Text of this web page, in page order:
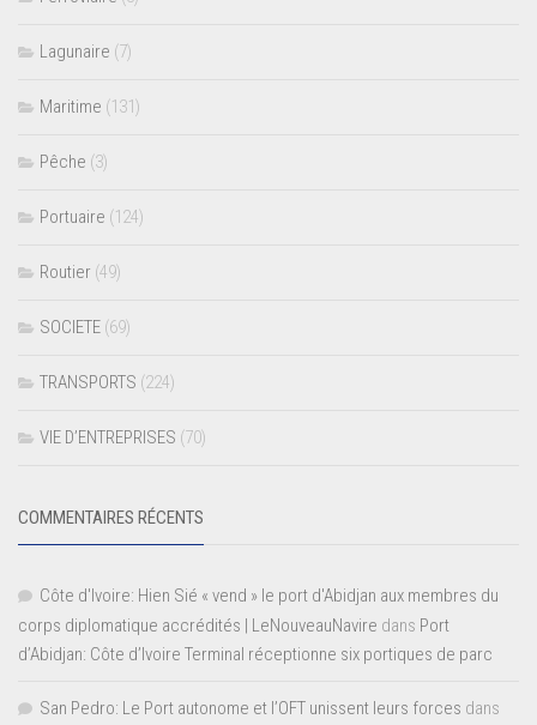
Lagunaire (7)
Maritime (131)
Pêche (3)
Portuaire (124)
Routier (49)
SOCIETE (69)
TRANSPORTS (224)
VIE D’ENTREPRISES (70)
COMMENTAIRES RÉCENTS
Côte d'Ivoire: Hien Sié « vend » le port d'Abidjan aux membres du
corps diplomatique accrédités | LeNouveauNavire dans Port
d’Abidjan: Côte d’Ivoire Terminal réceptionne six portiques de parc
San Pedro: Le Port autonome et l’OFT unissent leurs forces dans